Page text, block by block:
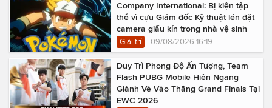
Company International: Bị kiện tập
thể vì cựu Giám đốc Kỹ thuật lén đặt
camera giấu kín trong nhà vệ sinh
Giải trí 09/08/2026 16:19
Duy Trì Phong Độ Ấn Tượng, Team
Flash PUBG Mobile Hiên Ngang
Giành Vé Vào Thẳng Grand Finals Tại
EWC 2026